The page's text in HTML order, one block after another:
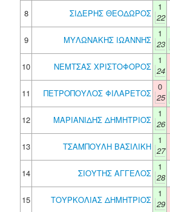
8 ΣΙΔΕΡΗΣ ΘΕΟΔΩΡΟΣ
1
22
9
ΜΥΛΩΝΑΚΗΣ ΙΩΑΝΝΗΣ
1
23
10 ΝΕΜΤΣΑΣ ΧΡΙΣΤΟΦΟΡΟΣ
1
24
11
ΠΕΤΡΟΠΟΥΛΟΣ ΦΙΛΑΡΕΤΟΣ
0
25
12
ΜΑΡΙΑΝΙΔΗΣ ΔΗΜΗΤΡΙΟΣ
1
26
13
ΤΣΑΜΠΟΥΛΗ ΒΑΣΙΛΙΚΗ
1
27
14
ΣΙΟΥΤΗΣ ΑΓΓΕΛΟΣ
1
28
15 ΤΟΥΡΚΟΛΙΑΣ ΔΗΜΗΤΡΙΟΣ
1
29